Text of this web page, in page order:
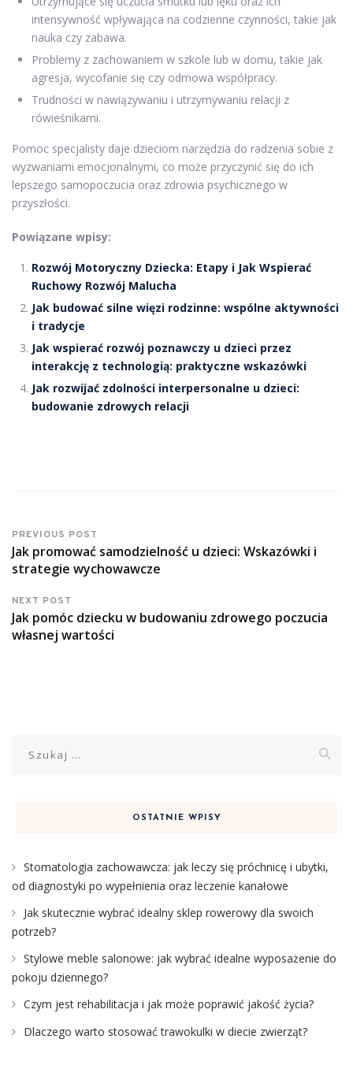
intensywność wpływająca na codzienne czynności, takie jak
nauka czy zabawa.
Problemy z zachowaniem w szkole lub w domu, takie jak
agresja, wycofanie się czy odmowa współpracy.
Trudności w nawiązywaniu i utrzymywaniu relacji z
rówieśnikami.
Pomoc specjalisty daje dzieciom narzędzia do radzenia sobie z
wyzwaniami emocjonalnymi, co może przyczynić się do ich
lepszego samopoczucia oraz zdrowia psychicznego w
przyszłości.
Powiązane wpisy:
Rozwój Motoryczny Dziecka: Etapy i Jak Wspierać
Ruchowy Rozwój Malucha
Jak budować silne więzi rodzinne: wspólne aktywności
i tradycje
Jak wspierać rozwój poznawczy u dzieci przez
interakcję z technologią: praktyczne wskazówki
Jak rozwijać zdolności interpersonalne u dzieci:
budowanie zdrowych relacji
PREVIOUS POST
Jak promować samodzielność u dzieci: Wskazówki i
strategie wychowawcze
NEXT POST
Jak pomóc dziecku w budowaniu zdrowego poczucia
własnej wartości
OSTATNIE WPISY
Stomatologia zachowawcza: jak leczy się próchnicę i ubytki,
od diagnostyki po wypełnienia oraz leczenie kanałowe
Jak skutecznie wybrać idealny sklep rowerowy dla swoich
potrzeb?
Stylowe meble salonowe: jak wybrać idealne wyposażenie do
pokoju dziennego?
Czym jest rehabilitacja i jak może poprawić jakość życia?
Dlaczego warto stosować trawokulki w diecie zwierząt?